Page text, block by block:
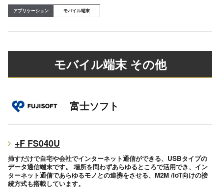
モバイル端末
モバイル端末 その他
富士ソフト
+F FS040U
挿すだけで自宅や会社でインターネット通信ができる、USBタイプの
データ通信端末です。 場所を問わずあらゆるところで活用でき、イン
ターネット通信であらゆるモノとの連携をさせる、M2M /IoT向けの接
続方式も搭載しています。